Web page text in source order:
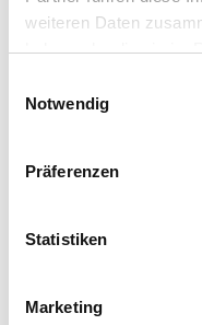
weiteren Daten
haben oder die sie im
Notwendig
Präferenzen
Statistiken
Marketing
steckb.Stripe ww
5000mm 12 Volt
H.LE0933| 5603814
Technische Daten
Ausstrahlungswinkel